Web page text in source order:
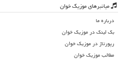
میانبرهای موزیك خوان
درباره ما
بک لینک در موزیك خوان
رپورتاژ در موزیك خوان
مطالب موزیك خوان